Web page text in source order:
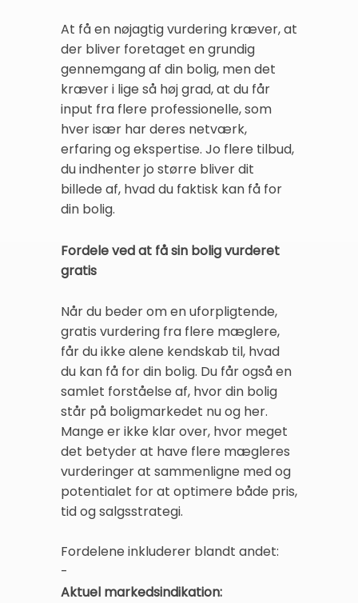
At få en nøjagtig vurdering kræver, at
der bliver foretaget en grundig
gennemgang af din bolig, men det
kræver i lige så høj grad, at du får
input fra flere professionelle, som
hver især har deres netværk,
erfaring og ekspertise. Jo flere tilbud,
du indhenter jo større bliver dit
billede af, hvad du faktisk kan få for
din bolig.
Fordele ved at få sin bolig vurderet
gratis
Når du beder om en uforpligtende,
gratis vurdering fra flere mæglere,
får du ikke alene kendskab til, hvad
du kan få for din bolig. Du får også en
samlet forståelse af, hvor din bolig
står på boligmarkedet nu og her.
Mange er ikke klar over, hvor meget
det betyder at have flere mægleres
vurderinger at sammenligne med og
potentialet for at optimere både pris,
tid og salgsstrategi.
Fordelene inkluderer blandt andet:
-
Aktuel markedsindikation: